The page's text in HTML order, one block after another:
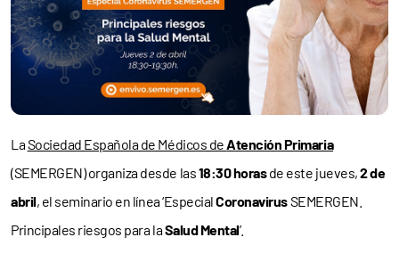
LaSociedad Española de Médicos de Atención Primaria
(SEMERGEN) organiza desde las18:30 horasde este jueves,2 de
abril, el seminario en línea ‘EspecialCoronavirusSEMERGEN.
Principales riesgos para laSalud Mental’.